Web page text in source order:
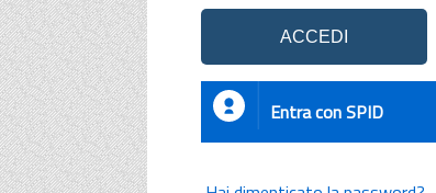
Entra con SPID